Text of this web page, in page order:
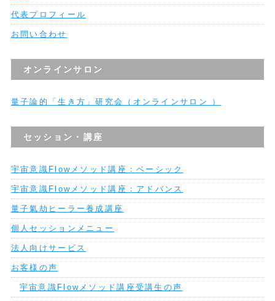
代表プロフィール
お問い合わせ
オンラインサロン
量子論的「生き方」研究会（オンラインサロン ）
セッション・講座
宇宙意識Flowメソッド講座：ベーシック
宇宙意識Flowメソッド講座：アドバンス
量子氣劫ヒーラー養成講座
個人セッションメニュー
法人向けサービス
お客様の声
宇宙意識Flowメソッド講座受講生の声